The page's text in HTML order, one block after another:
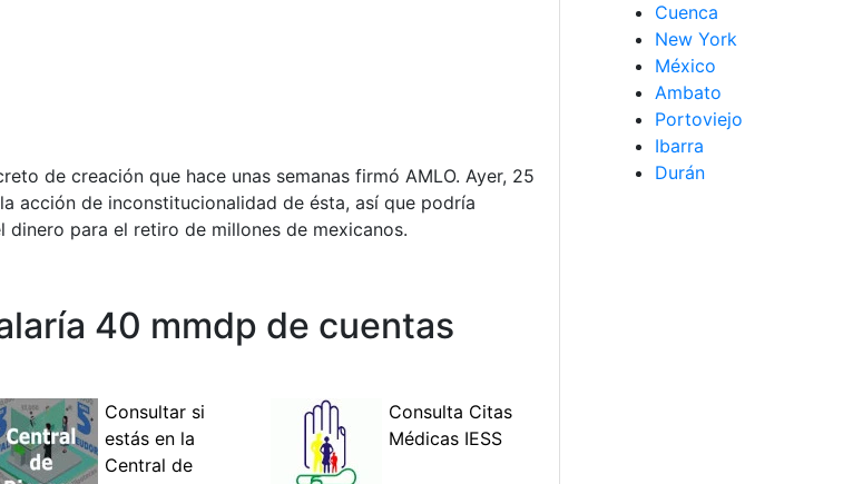
de creación que hace unas semanas firmó AMLO. Ayer, 25
acción de inconstitucionalidad de ésta, así que podría
para el retiro de millones de mexicanos.
40 mmdp de cuentas
Cuenca
New York
México
Ambato
Portoviejo
Ibarra
Durán